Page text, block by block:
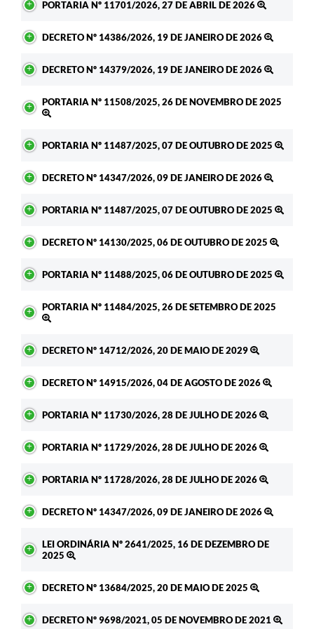
PORTARIA Nº 11701/2026, 27 DE ABRIL DE 2026
DECRETO Nº 14386/2026, 19 DE JANEIRO DE 2026
DECRETO Nº 14379/2026, 19 DE JANEIRO DE 2026
PORTARIA Nº 11508/2025, 26 DE NOVEMBRO DE 2025
PORTARIA Nº 11487/2025, 07 DE OUTUBRO DE 2025
DECRETO Nº 14347/2026, 09 DE JANEIRO DE 2026
PORTARIA Nº 11487/2025, 07 DE OUTUBRO DE 2025
DECRETO Nº 14130/2025, 06 DE OUTUBRO DE 2025
PORTARIA Nº 11488/2025, 06 DE OUTUBRO DE 2025
PORTARIA Nº 11484/2025, 26 DE SETEMBRO DE 2025
DECRETO Nº 14712/2026, 20 DE MAIO DE 2029
DECRETO Nº 14915/2026, 04 DE AGOSTO DE 2026
PORTARIA Nº 11730/2026, 28 DE JULHO DE 2026
PORTARIA Nº 11729/2026, 28 DE JULHO DE 2026
PORTARIA Nº 11728/2026, 28 DE JULHO DE 2026
DECRETO Nº 14347/2026, 09 DE JANEIRO DE 2026
LEI ORDINÁRIA Nº 2641/2025, 16 DE DEZEMBRO DE
2025
DECRETO Nº 13684/2025, 20 DE MAIO DE 2025
DECRETO Nº 9698/2021, 05 DE NOVEMBRO DE 2021